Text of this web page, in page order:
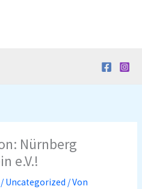
Nürnberg
e.V.!
/ Uncategorized / Von